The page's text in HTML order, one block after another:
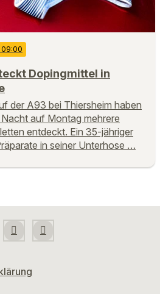
09:00
Dopingmittel in
der A93 bei Thiersheim haben
auf Montag mehrere
entdeckt. Ein 35-jähriger
in seiner Unterhose …